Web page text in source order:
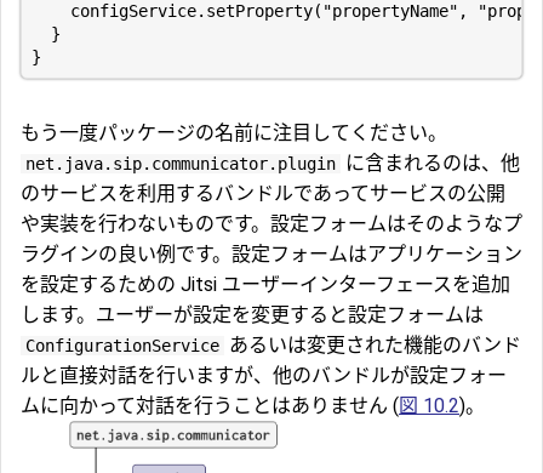
configService. setProperty( "propertyName" ,
}
}
もう一度パッケージの名前に注目してください。
net.java.sip.communicator.plugin
に含まれるのは、他
のサービスを利用するバンドルであってサービスの公開
や実装を行わないものです。設定フォームはそのようなプ
ラグインの良い例です。設定フォームはアプリケーション
を設定するための Jitsi ユーザーインターフェースを追加
します。ユーザーが設定を変更すると設定フォームは
ConfigurationService あるいは変更された機能のバンド
ルと直接対話を行いますが、他のバンドルが設定フォー
ムに向かって対話を行うことはありません ( 図 10.2)。